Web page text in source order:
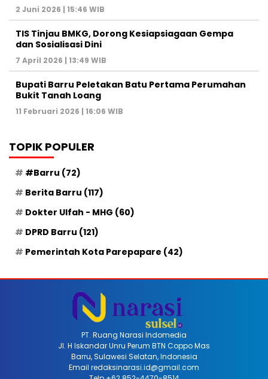
2 Juni 2026 | 15:46 WIB
TIS Tinjau BMKG, Dorong Kesiapsiagaan Gempa
dan Sosialisasi Dini
7 April 2026 | 13:49 WIB
Bupati Barru Peletakan Batu Pertama Perumahan
Bukit Tanah Loang
11 Februari 2026 | 16:06 WIB
TOPIK POPULER
#Barru (72)
Berita Barru (117)
Dokter Ulfah - MHG (60)
DPRD Barru (121)
Pemerintah Kota Parepapare (42)
PT. Ruang Narasi Indomedia
Jl. H Iskandar Unru Perum BTN Coppo Mas
Barru, Sulawesi Selatan, Indonesia
Email redaksinarasi.id@gmail.com